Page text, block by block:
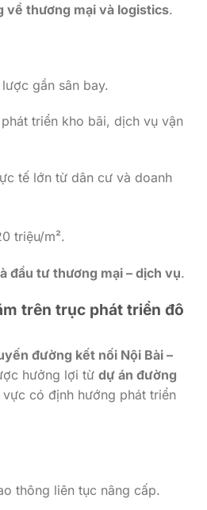
về thương mại và logistics.
gần sân bay.
triển kho bãi, dịch vụ vận
tế lớn từ dân cư và doanh
triệu/m².
đầu tư thương mại – dịch vụ.
trên trục phát triển đô
đường kết nối Nội Bài –
hưởng lợi từ dự án đường
có định hướng phát triển
thông liên tục nâng cấp.